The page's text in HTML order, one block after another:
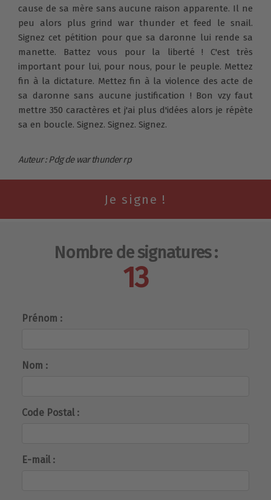
cause de sa mère sans aucune raison apparente. Il ne
peu alors plus grind war thunder et feed le snail.
Signez cet pétition pour que sa daronne lui rende sa
manette. Battez vous pour la liberté ! C'est très
important pour lui, pour nous, pour le peuple. Mettez
fin à la dictature. Mettez fin à la violence des acte de
sa daronne sans aucune justification ! Bon vzy faut
mettre 350 caractères et j'ai plus d'idées alors je répète
sa en boucle. Signez. Signez. Signez.
Auteur : Pdg de war thunder rp
Nombre de signatures :
13
Prénom :
Nom :
Code Postal :
E-mail :